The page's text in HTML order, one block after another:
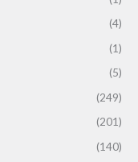
(4)
(1)
(5)
(249)
(201)
(140)